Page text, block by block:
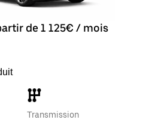
de 1 125€ / mois
Transmission